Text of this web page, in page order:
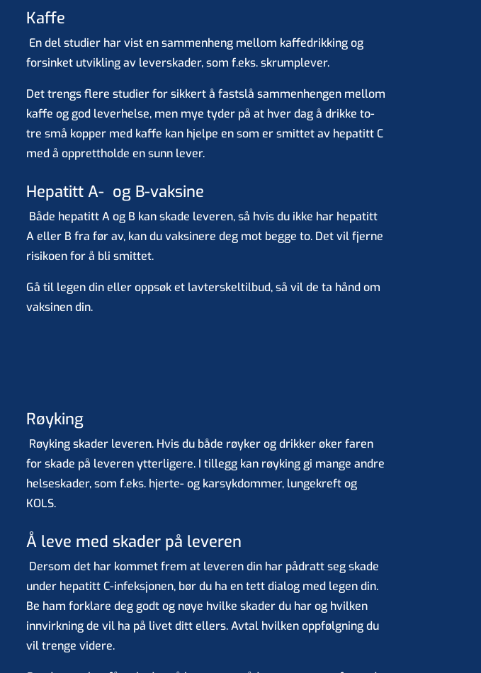
Kaffe
En del studier har vist en sammenheng mellom kaffedrikking og
forsinket utvikling av leverskader, som f.eks. skrumplever.
Det trengs flere studier for sikkert å fastslå sammenhengen mellom
kaffe og god leverhelse, men mye tyder på at hver dag å drikke to-
tre små kopper med kaffe kan hjelpe en som er smittet av hepatitt C
med å opprettholde en sunn lever.
Hepatitt A- og B-vaksine
Både hepatitt A og B kan skade leveren, så hvis du ikke har hepatitt
A eller B fra før av, kan du vaksinere deg mot begge to. Det vil fjerne
risikoen for å bli smittet.
Gå til legen din eller oppsøk et lavterskeltilbud, så vil de ta hånd om
vaksinen din.
Røyking
Røyking skader leveren. Hvis du både røyker og drikker øker faren
for skade på leveren ytterligere. I tillegg kan røyking gi mange andre
helseskader, som f.eks. hjerte- og karsykdommer, lungekreft og
KOLS.
Å leve med skader på leveren
Dersom det har kommet frem at leveren din har pådratt seg skade
under hepatitt C-infeksjonen, bør du ha en tett dialog med legen din.
Be ham forklare deg godt og nøye hvilke skader du har og hvilken
innvirkning de vil ha på livet ditt ellers. Avtal hvilken oppfølgning du
vil trenge videre.